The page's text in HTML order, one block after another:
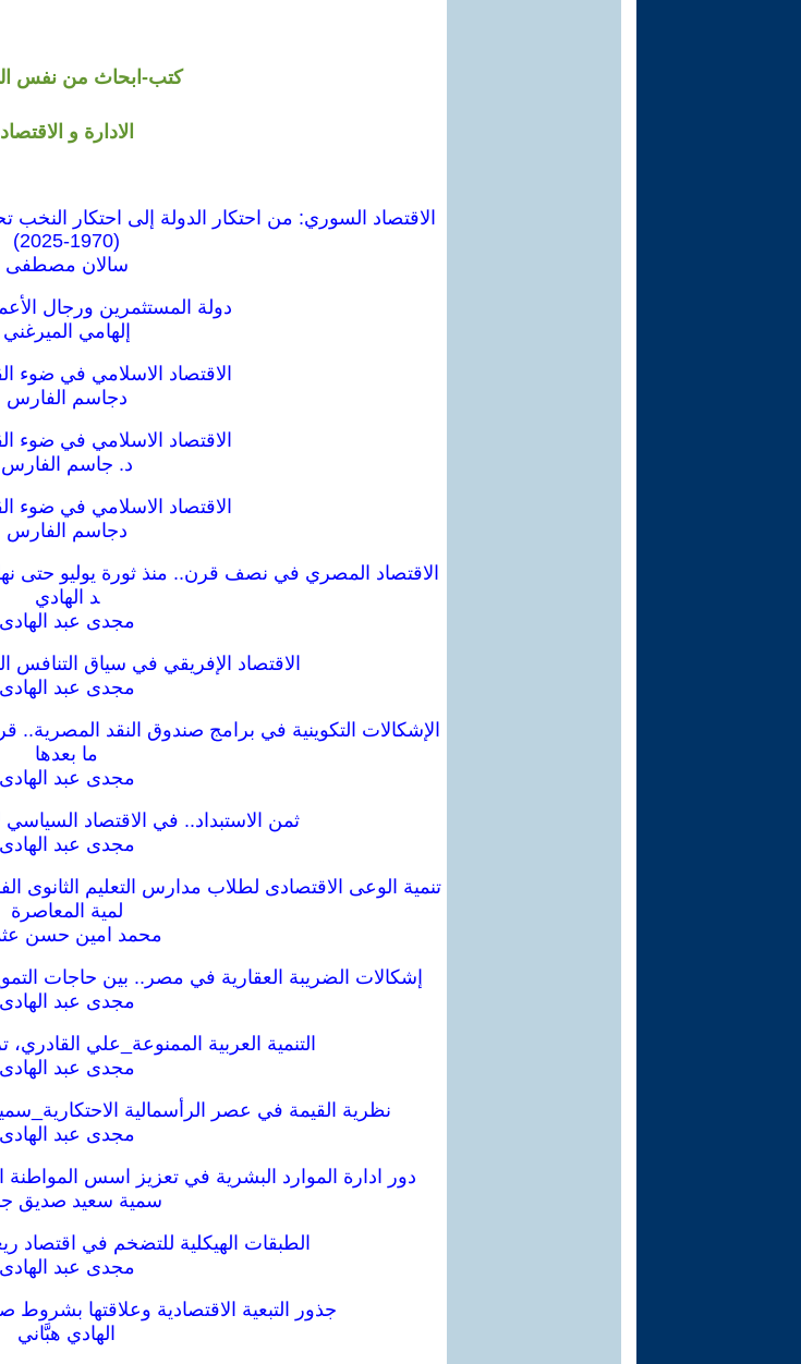
كتب-ابحاث من نفس
الادارة و الاقتصاد
الاقتصاد السوري: من احتكار الدولة إلى احتكار النخب
(1970-2025)
سالان مصطفى
دولة المستثمرين ورجال
إلهامي الميرغني
الاقتصاد الاسلامي في ضوء
دجاسم الفارس
الاقتصاد الاسلامي في ضوء
د. جاسم الفارس
الاقتصاد الاسلامي في ضوء
دجاسم الفارس
الاقتصاد المصري في نصف قرن.. منذ ثورة يوليو حتى
د الهادي
مجدى عبد الهادى
الاقتصاد الإفريقي في سياق التنافس
مجدى عبد الهادى
ما بعدها
مجدى عبد الهادى
ثمن الاستبداد.. في الاقتصاد السياسي
مجدى عبد الهادى
تنمية الوعى الاقتصادى لطلاب مدارس التعليم الثانوى
لمية المعاصرة
محمد امين حسن
إشكالات الضريبة العقارية في مصر.. بين حاجات
مجدى عبد الهادى
التنمية العربية الممنوعة_علي
مجدى عبد الهادى
نظرية القيمة في عصر الرأسمالية
مجدى عبد الهادى
دور ادارة الموارد البشرية في تعزيز اسس
سمية سعيد صديق
الطبقات الهيكلية للتضخم في اقتصاد
مجدى عبد الهادى
جذور التبعية الاقتصادية وعلاقتها بشروط
الهادي هبَّاني